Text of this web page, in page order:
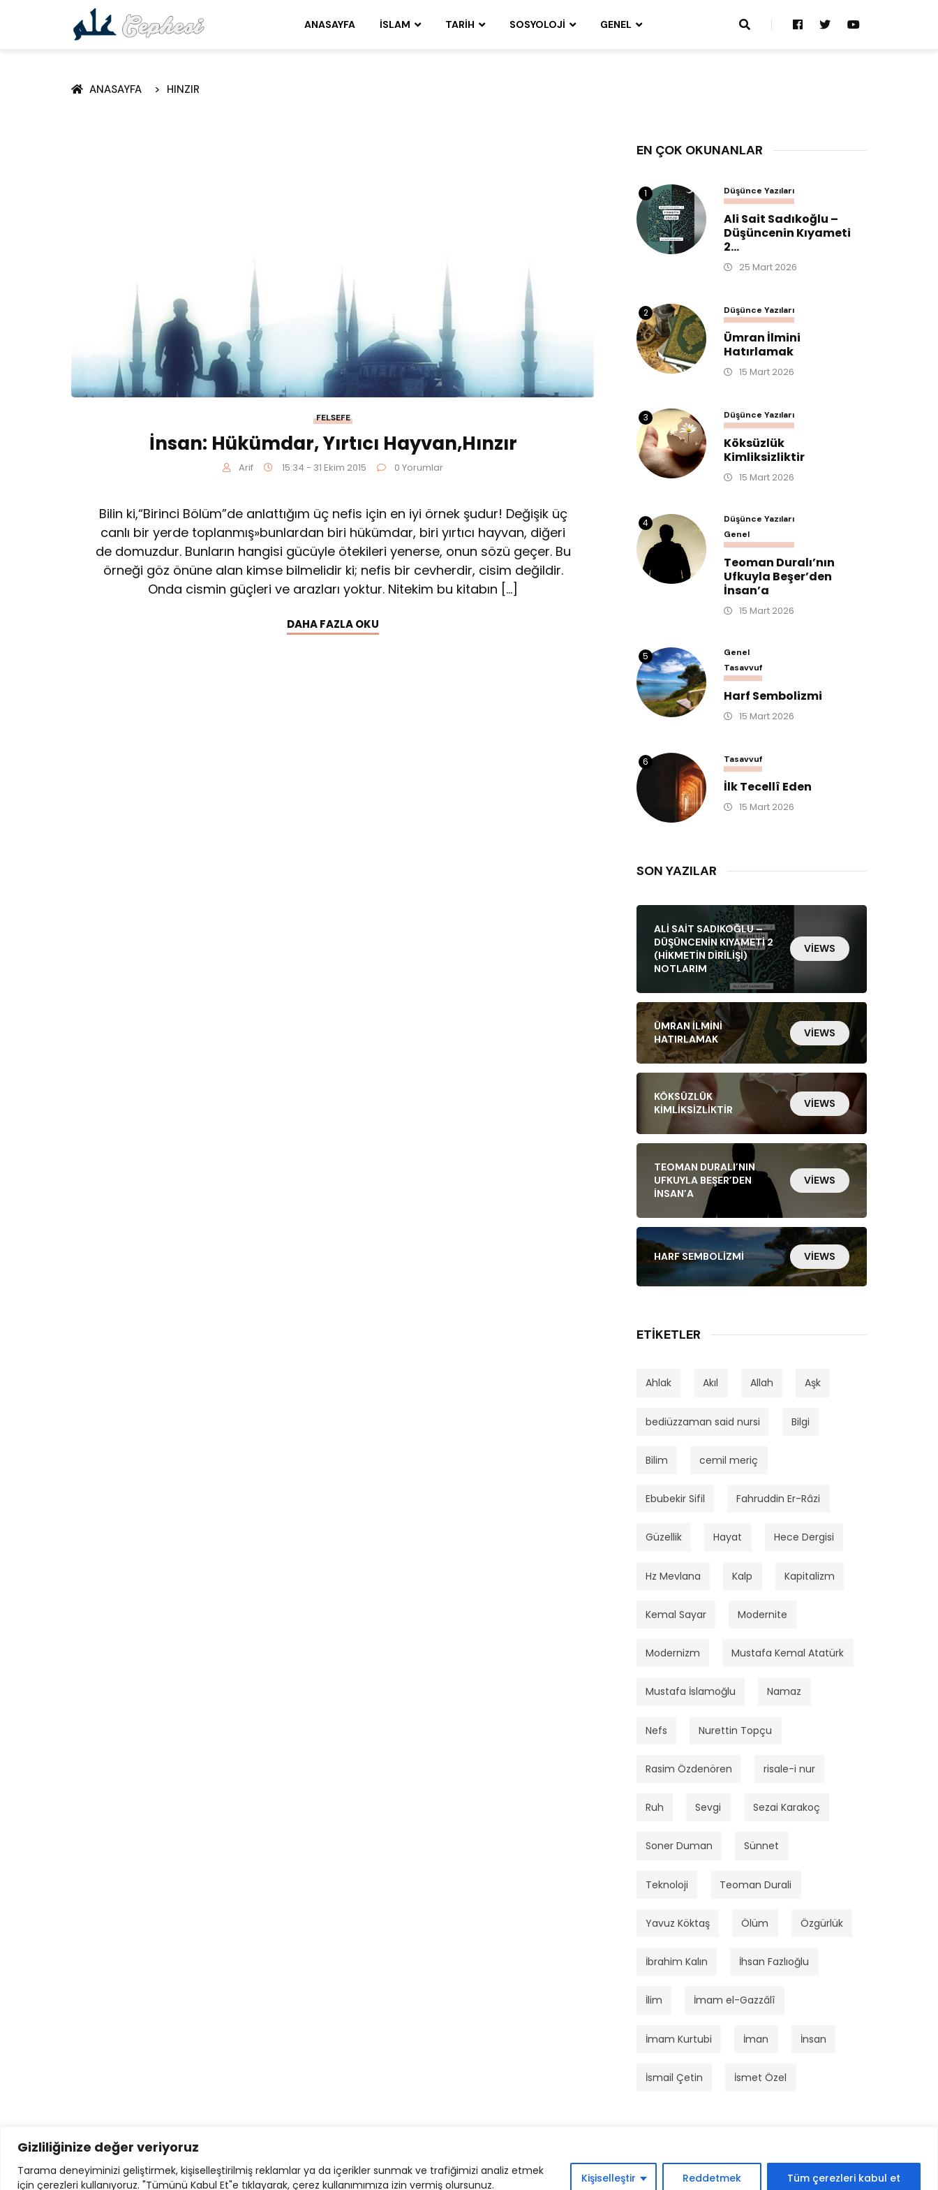
Gizliliğinize değer veriyoruz
Tarama deneyiminizi geliştirmek, kişiselleştirilmiş reklamlar ya da içerikler sunmak ve trafiğimizi analiz etmek
için çerezleri kullanıyoruz. "Tümünü Kabul Et"e tıklayarak, çerez kullanımımıza izin vermiş olursunuz.
Kişiselleştir Reddetmek Tüm çerezleri kabul et
ANASAYFA İSLAM TARIH SOSYOLOJI GENEL
ANASAYFA HINZIR
FELSEFE
İnsan: Hükümdar, Yırtıcı Hayvan,Hınzır
Arif 15:34 - 31 Ekim 2015 0 Yorumlar
Bilin ki,“Birinci Bölüm”de anlattığım üç nefis için en iyi örnek şudur! Değişik üç
canlı bir yerde toplanmış»bunlardan biri hükümdar, biri yırtıcı hayvan, diğeri
de do­muzdur. Bunların hangisi gücüyle ötekileri yenerse, onun sözü geçer. Bu
örneği göz önüne alan kimse bilmelidir ki; nefis bir cevherdir, cisim değildir.
Onda cismin güçleri ve arazları yoktur. Nitekim bu kitabın […]
DAHA FAZLA OKU
EN ÇOK OKUNANLAR
1 Düşünce Yazıları
Ali Sait Sadıkoğlu –
Düşüncenin Kıyameti
2...
25 Mart 2026
2 Düşünce Yazıları
Ümran İlmini
Hatırlamak
15 Mart 2026
3 Düşünce Yazıları
Köksüzlük
Kimliksizliktir
15 Mart 2026
4
Düşünce Yazıları
Genel
Teoman Duralı’nın
Ufkuyla Beşer’den
İnsan’a
15 Mart 2026
5
Genel
Tasavvuf
Harf Sembolizmi
15 Mart 2026
6 Tasavvuf
İlk Tecellî Eden
15 Mart 2026
SON YAZILAR
ALI SAIT SADIKOĞLU –
DÜŞÜNCENIN KIYAMETI 2
(HIKMETIN DIRILIŞI)
NOTLARIM
VIEWS
ÜMRAN İLMINI
HATIRLAMAK
VIEWS
KÖKSÜZLÜK
KIMLIKSIZLIKTIR
VIEWS
TEOMAN DURALI’NIN
UFKUYLA BEŞER’DEN
İNSAN’A
VIEWS
HARF SEMBOLIZMI VIEWS
ETIKETLER
Ahlak Akıl Allah Aşk
bediüzzaman said nursi Bilgi
Bilim cemil meriç
Ebubekir Sifil Fahruddin Er-Râzi
Güzellik Hayat Hece Dergisi
Hz Mevlana Kalp Kapitalizm
Kemal Sayar Modernite
Modernizm Mustafa Kemal Atatürk
Mustafa İslamoğlu Namaz
Nefs Nurettin Topçu
Rasim Özdenören risale-i nur
Ruh Sevgi Sezai Karakoç
Soner Duman Sünnet
Teknoloji Teoman Durali
Yavuz Köktaş Ölüm Özgürlük
İbrahim Kalın İhsan Fazlıoğlu
İlim İmam el-Gazzâlî
İmam Kurtubi İman İnsan
İsmail Çetin İsmet Özel
© 2024. İlimcephesi.com |Yasal Bildiri İletişim